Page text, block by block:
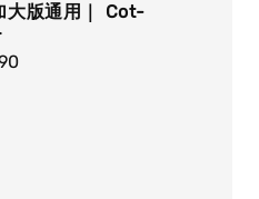
大版通用｜ Cot-